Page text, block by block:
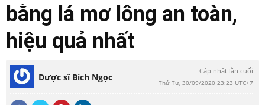
bằng lá mơ lông an toàn,
hiệu quả nhất
Dược sĩ Bích Ngọc
Cập nhật lần cuối
Thứ Tư, 30/09/2020 23:23 UTC+7